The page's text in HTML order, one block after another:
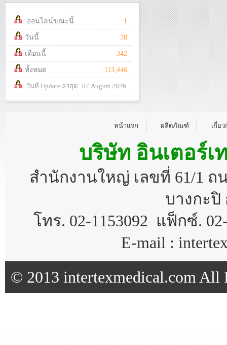
ออนไลน์ขณะนี้ 1
วันนี้ 38
เดือนนี้ 342
ทั้งหมด 113,446
วันที่ Update ล่าสุด 07 August 2026
หน้าแรก ผลิตภัณฑ์ เกี่ยว
บริษัท อินเตอร์เ
สำนักงานใหญ่ เลขที่ 61/1
บางกะปิ
โทร. 02-1153092 แฟ็กซ์.
E-mail :
© 2013 intertexmedical.com